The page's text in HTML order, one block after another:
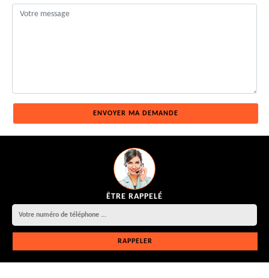
ÊTRE RAPPELÉ